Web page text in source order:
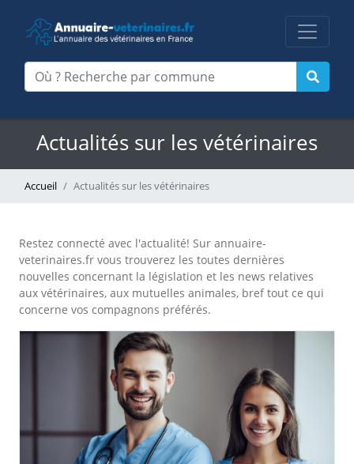
Actualités sur les vétérinaires
Accueil Actualités sur les vétérinaires
Restez connecté avec l'actualité! Sur annuaire-
veterinaires.fr vous trouverez les toutes dernières
nouvelles concernant la législation et les news relatives
aux vétérinaires, aux mutuelles animales, bref tout ce qui
concerne vos compagnons préférés.